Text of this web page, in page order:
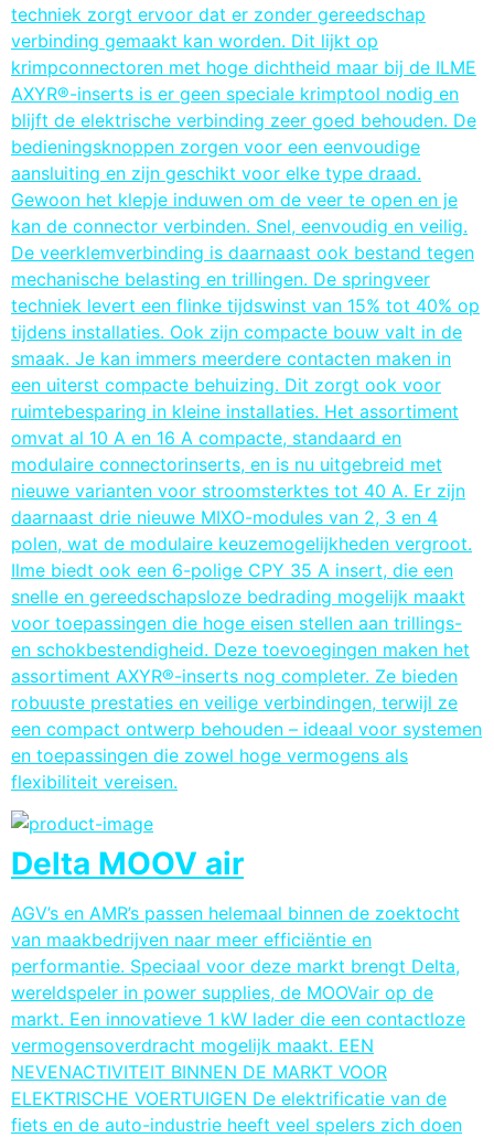
techniek zorgt ervoor dat er zonder gereedschap
verbinding gemaakt kan worden. Dit lijkt op
krimpconnectoren met hoge dichtheid maar bij de ILME
AXYR®-inserts is er geen speciale krimptool nodig en
blijft de elektrische verbinding zeer goed behouden. De
bedieningsknoppen zorgen voor een eenvoudige
aansluiting en zijn geschikt voor elke type draad.
Gewoon het klepje induwen om de veer te open en je
kan de connector verbinden. Snel, eenvoudig en veilig.
De veerklemverbinding is daarnaast ook bestand tegen
mechanische belasting en trillingen. De springveer
techniek levert een flinke tijdswinst van 15% tot 40% op
tijdens installaties. Ook zijn compacte bouw valt in de
smaak. Je kan immers meerdere contacten maken in
een uiterst compacte behuizing. Dit zorgt ook voor
ruimtebesparing in kleine installaties. Het assortiment
omvat al 10 A en 16 A compacte, standaard en
modulaire connectorinserts, en is nu uitgebreid met
nieuwe varianten voor stroomsterktes tot 40 A. Er zijn
daarnaast drie nieuwe MIXO-modules van 2, 3 en 4
polen, wat de modulaire keuzemogelijkheden vergroot.
Ilme biedt ook een 6-polige CPY 35 A insert, die een
snelle en gereedschapsloze bedrading mogelijk maakt
voor toepassingen die hoge eisen stellen aan trillings-
en schokbestendigheid. Deze toevoegingen maken het
assortiment AXYR®-inserts nog completer. Ze bieden
robuuste prestaties en veilige verbindingen, terwijl ze
een compact ontwerp behouden – ideaal voor systemen
en toepassingen die zowel hoge vermogens als
flexibiliteit vereisen.
Delta MOOV air
AGV’s en AMR’s passen helemaal binnen de zoektocht
van maakbedrijven naar meer efficiëntie en
performantie. Speciaal voor deze markt brengt Delta,
wereldspeler in power supplies, de MOOVair op de
markt. Een innovatieve 1 kW lader die een contactloze
vermogensoverdracht mogelijk maakt. EEN
NEVENACTIVITEIT BINNEN DE MARKT VOOR
ELEKTRISCHE VOERTUIGEN De elektrificatie van de
fiets en de auto-industrie heeft veel spelers zich doen